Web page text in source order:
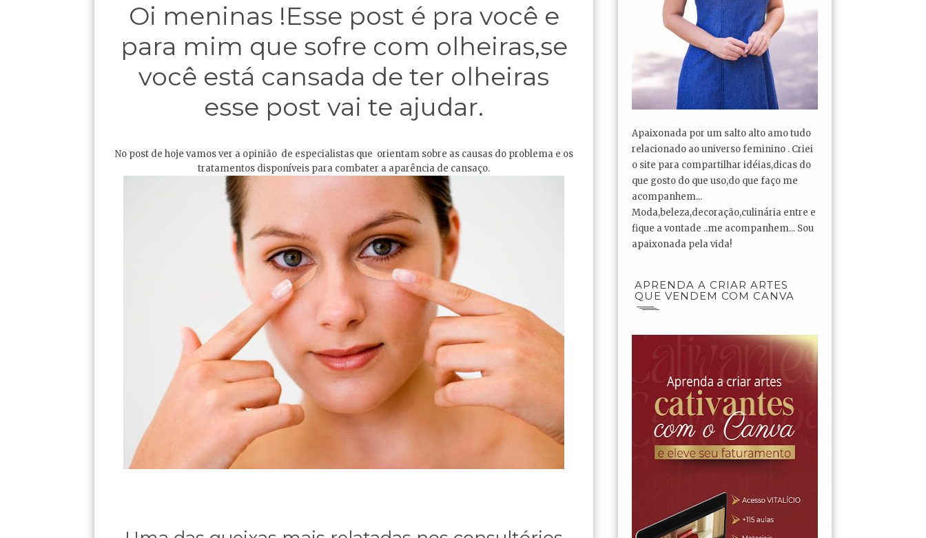
Oi meninas !Esse post é pra você e
para mim que sofre com olheiras,se
você está cansada de ter olheiras
esse post vai te ajudar.
No post de hoje vamos ver a opinião de especialistas que orientam sobre as causas do problema e os
tratamentos disponíveis para combater a aparência de cansaço.
Apaixonada por um salto alto amo tudo
relacionado ao universo feminino . Criei
o site para compartilhar idéias,dicas do
que gosto do que uso,do que faço me
acompanhem...
Moda,beleza,decoração,culinária entre e
fique a vontade ..me acompanhem... Sou
apaixonada pela vida!
APRENDA A CRIAR ARTES
QUE VENDEM COM CANVA